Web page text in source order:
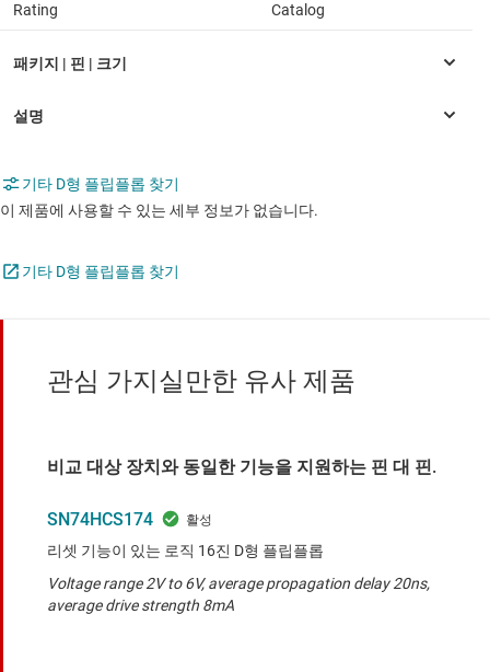
Rating Catalog
기타 D형 플립플롭 찾기
이 제품에 사용할 수 있는 세부 정보가 없습니다.
기타 D형 플립플롭 찾기
관심 가지실만한 유사 제품
비교 대상 장치와 동일한 기능을 지원하는 핀 대 핀.
SN74HCS174
리셋 기능이 있는 로직 16진 D형 플립플롭
Voltage range 2V to 6V, average propagation delay 20ns,
average drive strength 8mA